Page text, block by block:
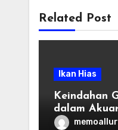
Related Post
Ikan Hias
Keindahan
dalam